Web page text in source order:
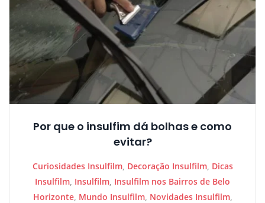
Por que o insulfim dá bolhas e como
evitar?
Curiosidades Insulfilm, Decoração Insulfilm, Dicas
Insulfilm Insulfilm Insulfilm nos Bairros de Belo
Horizonte, Mundo Insulfilm, Novidades Insulfilm,